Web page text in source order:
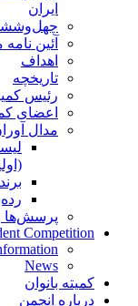
ایران
آئین
اهداف
تاریخچه
رئیس
اعضای
مدال
پرسش‌ها
Competition
News
کمیته بانوان
درباره انجمن